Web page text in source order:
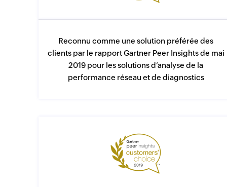
Reconnu comme une solution préférée des
clients par le rapport Gartner Peer Insights de mai
2019 pour les solutions d’analyse de la
performance réseau et de diagnostics